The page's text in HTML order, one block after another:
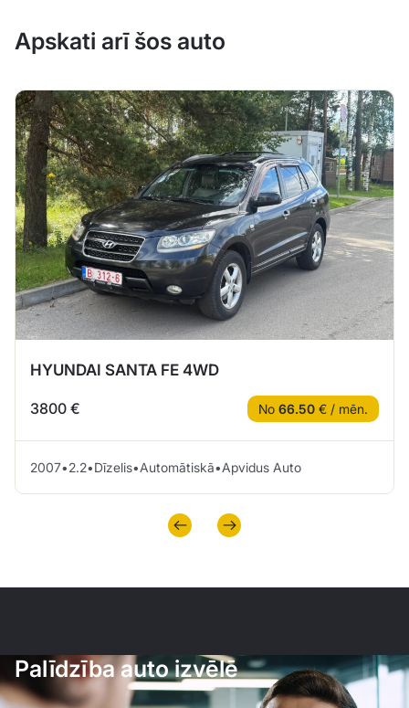
Apskati arī šos auto
HYUNDAI SANTA FE 4WD
3800 € No 66.50 € / mēn.
2007•2.2•Dīzelis•Automātiskā•Apvidus Auto
Palīdzība auto izvēlē